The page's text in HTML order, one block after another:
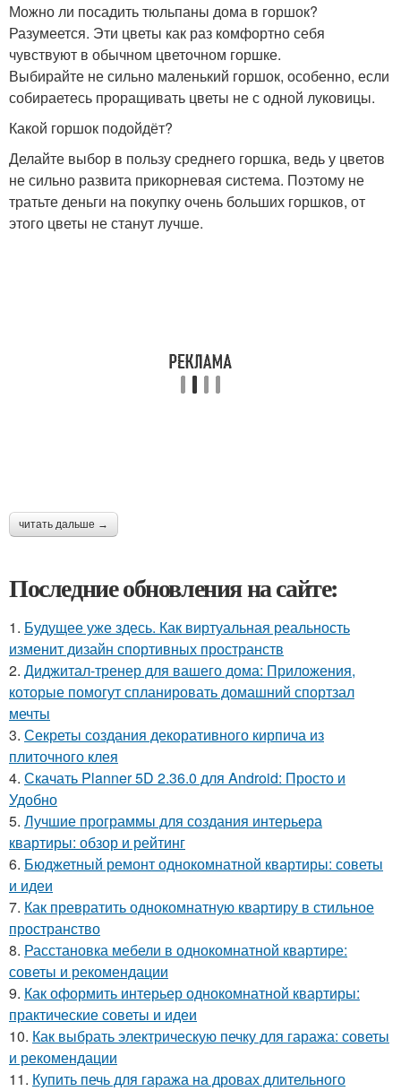
Можно ли посадить тюльпаны дома в горшок?
Разумеется. Эти цветы как раз комфортно себя
чувствуют в обычном цветочном горшке.
Выбирайте не сильно маленький горшок, особенно, если
собираетесь проращивать цветы не с одной луковицы.
Какой горшок подойдёт?
Делайте выбор в пользу среднего горшка, ведь у цветов
не сильно развита прикорневая система. Поэтому не
тратьте деньги на покупку очень больших горшков, от
этого цветы не станут лучше.
читать дальше →
Последние обновления на сайте:
1. Будущее уже здесь. Как виртуальная реальность
изменит дизайн спортивных пространств
2. Диджитал-тренер для вашего дома: Приложения,
которые помогут спланировать домашний спортзал
мечты
3. Секреты создания декоративного кирпича из
плиточного клея
4. Скачать Planner 5D 2.36.0 для Android: Просто и
Удобно
5. Лучшие программы для создания интерьера
квартиры: обзор и рейтинг
6. Бюджетный ремонт однокомнатной квартиры: советы
и идеи
7. Как превратить однокомнатную квартиру в стильное
пространство
8. Расстановка мебели в однокомнатной квартире:
советы и рекомендации
9. Как оформить интерьер однокомнатной квартиры:
практические советы и идеи
10. Как выбрать электрическую печку для гаража: советы
и рекомендации
11. Купить печь для гаража на дровах длительного